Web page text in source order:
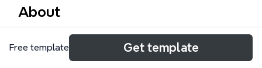
About
Бинбанк 2.0 — это mind map-шаблон для
проектирования мобильного банкинга,
Free template Get template